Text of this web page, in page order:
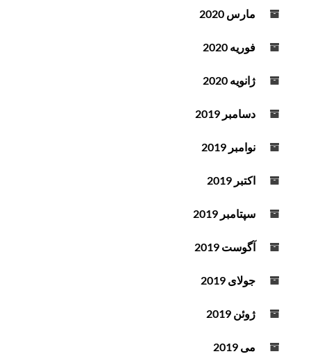
مارس 2020
فوریه 2020
ژانویه 2020
دسامبر 2019
نوامبر 2019
اکتبر 2019
سپتامبر 2019
آگوست 2019
جولای 2019
ژوئن 2019
می 2019